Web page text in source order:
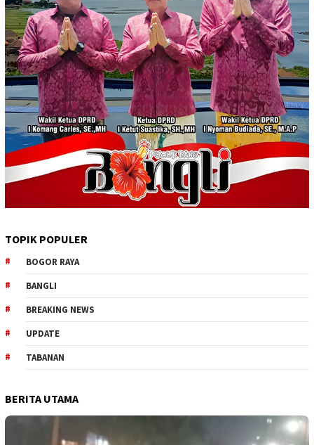
TOPIK POPULER
BOGOR RAYA
BANGLI
BREAKING NEWS
UPDATE
TABANAN
BERITA UTAMA